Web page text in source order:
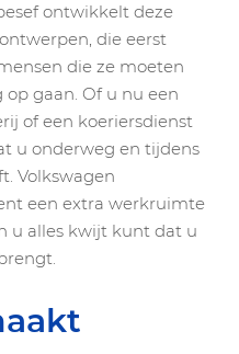
ontwikkelt deze
die eerst
die ze moeten
gaan. Of u nu een
of een koeriersdienst
u onderweg en tijdens
Volkswagen
een extra werkruimte
u alles kwijt kunt dat u